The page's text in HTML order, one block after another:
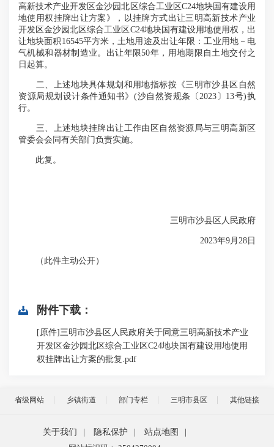
高新技术产业开发区金沙园北区综合工业区C24地块国有建设用
地使用权挂牌出让方案》，以挂牌方式出让三明高新技术产业
开发区金沙园北区综合工业区C24地块国有建设用地使用权，出
让地块面积16545平方米，土地用途及出让年限：工业用地－电
气机械和器材制造业。出让年限50年，用地期限自土地交付之
日起算。
二、上述地块具体规划和用地指标按《三明市沙县区自然
资源局规划设计条件通知书》(沙自然资规条〔2023〕13号)执
行。
三、上述地块挂牌出让工作由区自然资源局与三明高新区
管委会会同有关部门负责实施。
此复。
三明市沙县区人民政府
2023年9月28日
（此件主动公开）
附件下载：
[原件]三明市沙县区人民政府关于同意三明高新技术产业
开发区金沙园北区综合工业区C24地块国有建设用地使用
权挂牌出让方案的批复.pdf
省级网站 乡镇街道 部门专栏 三明市县区 其他链接
关于我们 隐私保护 站点地图